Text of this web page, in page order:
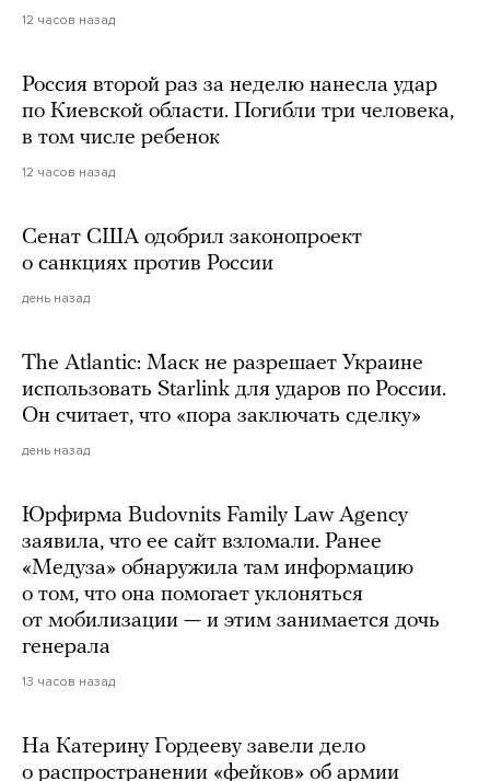
12 часов назад
Россия второй раз за неделю нанесла удар
по Киевской области. Погибли три человека,
в том числе ребенок
12 часов назад
Сенат США одобрил законопроект
о санкциях против России
день назад
The Atlantic: Маск не разрешает Украине
использовать Starlink для ударов по России.
Он считает, что «пора заключать сделку»
день назад
Юрфирма Budovnits Family Law Agency
заявила, что ее сайт взломали. Ранее
«Медуза» обнаружила там информацию
о том, что она помогает уклоняться
от мобилизации — и этим занимается дочь
генерала
13 часов назад
На Катерину Гордееву завели дело
о распространении «фейков» об армии